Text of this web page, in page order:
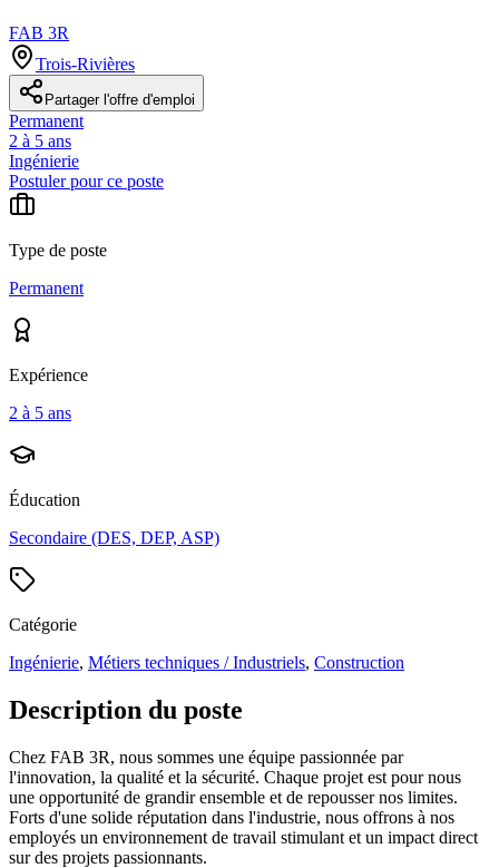
FAB 3R
Trois-Rivières
Partager l'offre d'emploi
Permanent
2 à 5 ans
Ingénierie
Postuler pour ce poste
Type de poste
Permanent
Expérience
2 à 5 ans
Éducation
Secondaire (DES, DEP, ASP)
Catégorie
Ingénierie, Métiers techniques / Industriels, Construction
Description du poste
Chez FAB 3R, nous sommes une équipe passionnée par
l'innovation, la qualité et la sécurité. Chaque projet est pour nous
une opportunité de grandir ensemble et de repousser nos limites.
Forts d'une solide réputation dans l'industrie, nous offrons à nos
employés un environnement de travail stimulant et un impact direct
sur des projets passionnants.